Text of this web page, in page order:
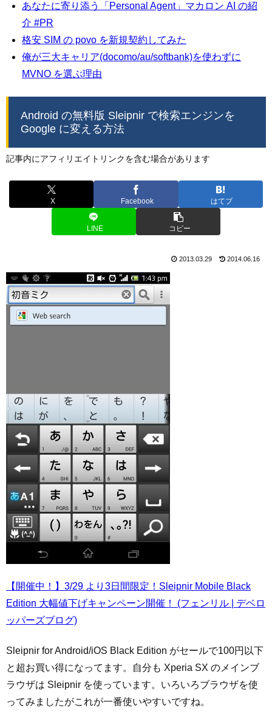
あなたに寄り添う「Personal Agent」マカロン AI の紹
介 #PR
格安 SIM の povo を新規契約してみた
俺が三大キャリア(docomo/au/softbank)を使わずに
MVNO を選ぶ理由
Android の無料版 Sleipnir で検索エンジンを
Google に変える方法
記事内にアフィリエイトリンクを含む場合があります
X Facebook はてブ
LINE コピー
2013.03.29 2014.06.16
【開催中！】3/29 より3日間限定！Sleipnir Mobile Black
Edition 大幅値下げキャンペーン開催！ (フェンリル | デベロ
ッパーズブログ)
Sleipnir for Android/iOS Black Edition がセールで100円以下
と超お買い得になってます。自分も Xperia SX のメインブ
ラウザは Sleipnir を使っています。いろいろブラウザを使
ってみましたがこれが一番使いやすいですね。